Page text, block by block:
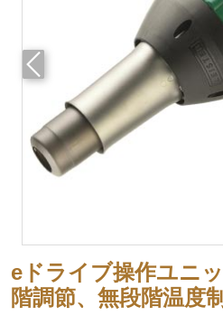
eドライブ操作ユニ
階調節、無段階温度制
前へ